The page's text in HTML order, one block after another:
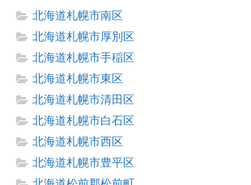
北海道札幌市南区
北海道札幌市厚別区
北海道札幌市手稲区
北海道札幌市東区
北海道札幌市清田区
北海道札幌市白石区
北海道札幌市西区
北海道札幌市豊平区